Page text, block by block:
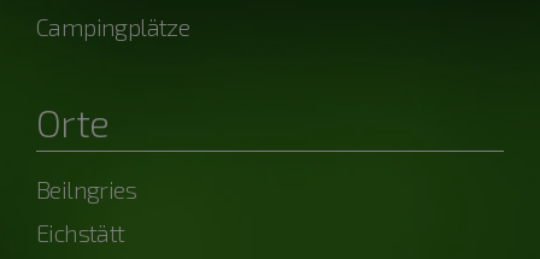
Campingplätze
Orte
Beilngries
Eichstätt